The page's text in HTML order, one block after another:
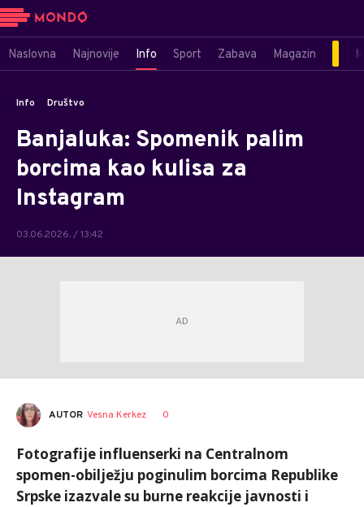
Naslovna Najnovije Info Sport Zabava Magazin
Info Društvo
Banjaluka: Spomenik palim
borcima kao kulisa za
Instagram
03.06.2026. / 13:42
AUTOR Vesna Kerkez 0
Fotografije influenserki na Centralnom
spomen-obilježju poginulim borcima Republike
Srpske izazvale su burne reakcije javnosti i